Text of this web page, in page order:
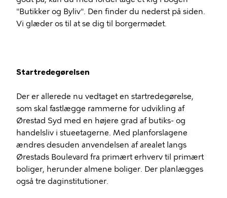
"Butikker og Byliv". Den finder du nederst på siden.
Vi glæder os til at se dig til borgermødet.
Startredegørelsen
Der er allerede nu vedtaget en startredegørelse,
som skal fastlægge rammerne for udvikling af
Ørestad Syd med en højere grad af butiks- og
handelsliv i stueetagerne. Med planforslagene
ændres desuden anvendelsen af arealet langs
Ørestads Boulevard fra primært erhverv til primært
boliger, herunder almene boliger. Der planlægges
også tre daginstitutioner.